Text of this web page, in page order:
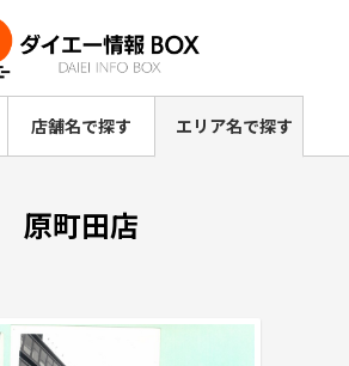
店舗名で探す エリア名で探す
原町田店